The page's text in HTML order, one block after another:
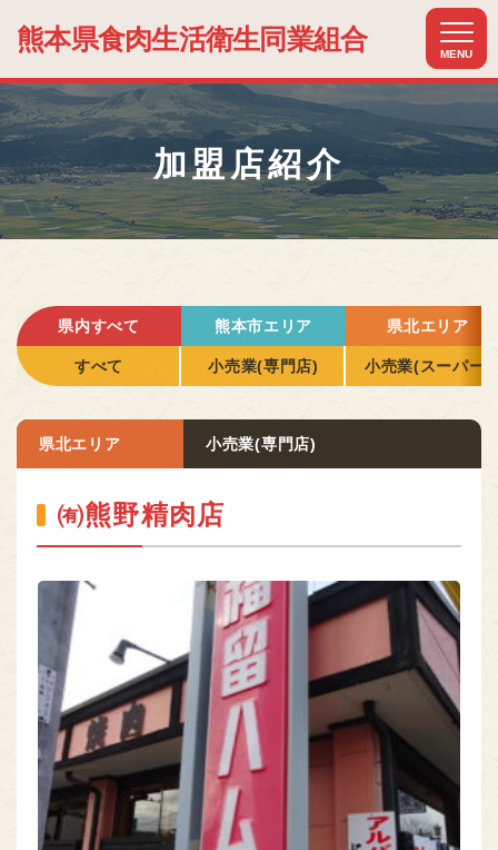
熊本県食肉生活衛生同業組合
加盟店紹介
県内すべて 熊本市エリア 県北エリア
すべて 小売業(専門店) 小売業(スーパー)
県北エリア 小売業(専門店)
㈲熊野精肉店
MENU
ホーム
HOME
組合について
ABOUT US
加盟店紹介
MEMBER
関連組織紹介
お知らせ
NEWS
熊本のお肉
MEAT OF KUMAMOTO
ONLY
nikuren@ninus.ocn.ne.jp
096-372-4994
受付
平日(土日祝休み)
9:00〜17:00